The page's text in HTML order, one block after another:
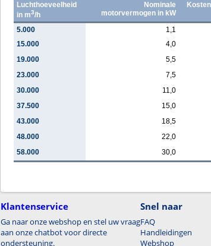
Luchthoeveelheid
in m3/h
Nominale
motorvermogen in kW
5.000 1,1
15.000
4,0
19.000
5,5
23.000
7,5
30.000
11,0
37.500
15,0
43.000
18,5
48.000
22,0
58.000
30,0
Klantenservice
Ga naar onze webshop en stel uw vraag
aan onze chatbot voor directe
ondersteuning.
Snel naar
FAQ
Handleidingen
Webshop